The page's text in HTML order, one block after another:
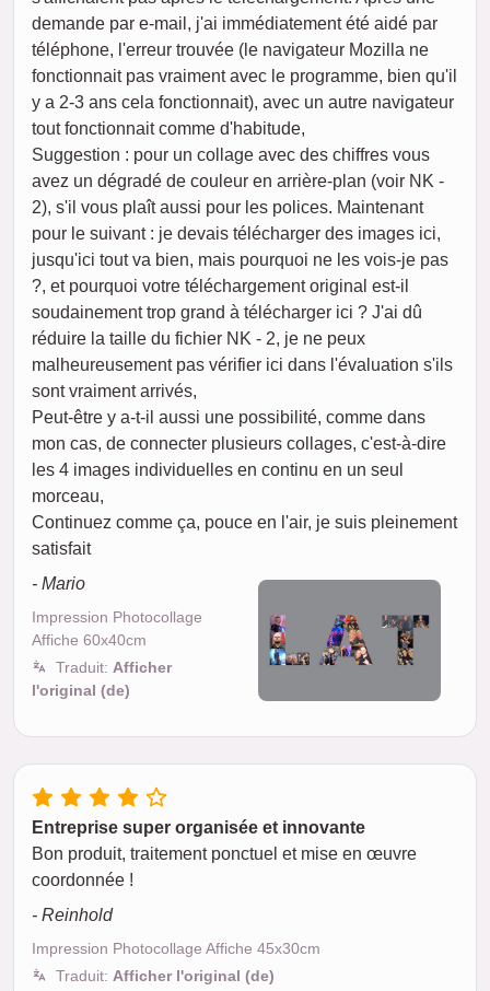
demande par e-mail, j'ai immédiatement été aidé par
téléphone, l'erreur trouvée (le navigateur Mozilla ne
fonctionnait pas vraiment avec le programme, bien qu'il
y a 2-3 ans cela fonctionnait), avec un autre navigateur
tout fonctionnait comme d'habitude,
Suggestion : pour un collage avec des chiffres vous
avez un dégradé de couleur en arrière-plan (voir NK -
2), s'il vous plaît aussi pour les polices. Maintenant
pour le suivant : je devais télécharger des images ici,
jusqu'ici tout va bien, mais pourquoi ne les vois-je pas
?, et pourquoi votre téléchargement original est-il
soudainement trop grand à télécharger ici ? J'ai dû
réduire la taille du fichier NK - 2, je ne peux
malheureusement pas vérifier ici dans l'évaluation s'ils
sont vraiment arrivés,
Peut-être y a-t-il aussi une possibilité, comme dans
mon cas, de connecter plusieurs collages, c'est-à-dire
les 4 images individuelles en continu en un seul
morceau,
Continuez comme ça, pouce en l'air, je suis pleinement
satisfait
- Mario
Impression Photocollage
Affiche 60x40cm
Traduit: Afficher
l'original (de)
Entreprise super organisée et innovante
Bon produit, traitement ponctuel et mise en œuvre
coordonnée !
- Reinhold
Impression Photocollage Affiche 45x30cm
Traduit: Afficher l'original (de)